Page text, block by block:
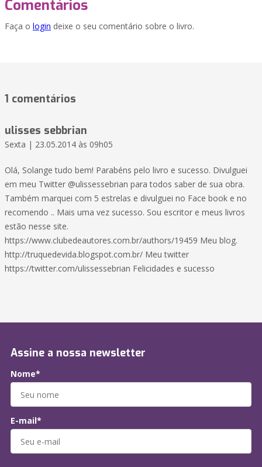
Comentários
Faça o login deixe o seu comentário sobre o livro.
1 comentários
ulisses sebbrian
Sexta | 23.05.2014 às 09h05
Olá, Solange tudo bem! Parabéns pelo livro e sucesso. Divulguei
em meu Twitter @ulissessebrian para todos saber de sua obra.
Também marquei com 5 estrelas e divulguei no Face book e no
recomendo .. Mais uma vez sucesso. Sou escritor e meus livros
estão nesse site.
https://www.clubedeautores.com.br/authors/19459 Meu blog.
http://truquedevida.blogspot.com.br/ Meu twitter
https://twitter.com/ulissessebrian Felicidades e sucesso
Assine a nossa newsletter
Nome*
E-mail*